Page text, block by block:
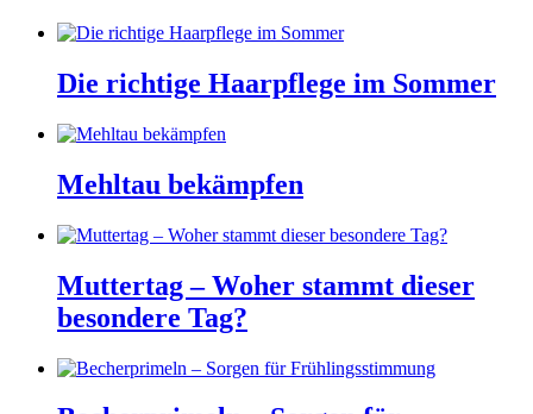
Die richtige Haarpflege im Sommer
Mehltau bekämpfen
Muttertag – Woher stammt dieser
besondere Tag?